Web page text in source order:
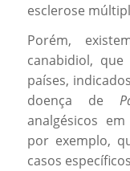
esclerose
Porém,
canabidiol,
países,
doença de
analgésicos
por exemplo,
casos